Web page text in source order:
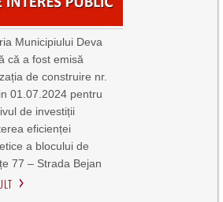
Municipiului Deva
că a fost emisă
de construire nr.
01.07.2024 pentru
de investiții
eficienței
a blocului de
77 – Strada Bejan